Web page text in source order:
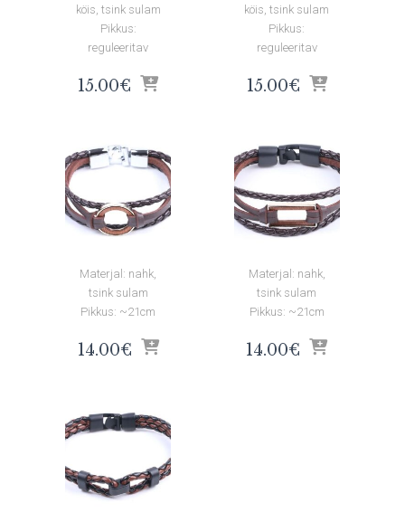
köis, tsink sulam
Pikkus:
reguleeritav
15.00€
köis, tsink sulam
Pikkus:
reguleeritav
15.00€
Materjal: nahk,
tsink sulam
Pikkus: ~21cm
14.00€
Materjal: nahk,
tsink sulam
Pikkus: ~21cm
14.00€